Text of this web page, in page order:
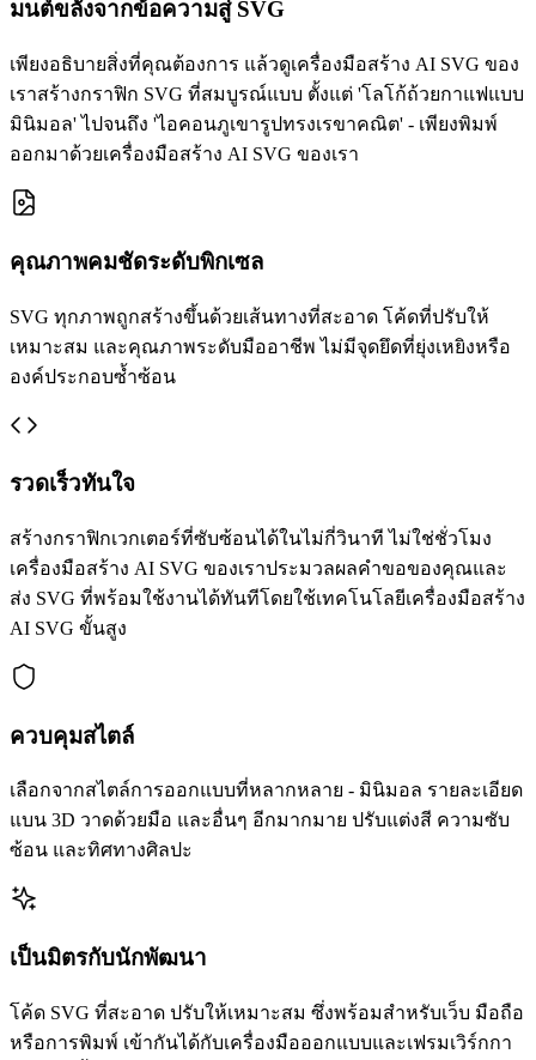
มนต์ขลังจากข้อความสู่ SVG
เพียงอธิบายสิ่งที่คุณต้องการ แล้วดูเครื่องมือสร้าง AI SVG ของ
เราสร้างกราฟิก SVG ที่สมบูรณ์แบบ ตั้งแต่ 'โลโก้ถ้วยกาแฟแบบ
มินิมอล' ไปจนถึง 'ไอคอนภูเขารูปทรงเรขาคณิต' - เพียงพิมพ์
ออกมาด้วยเครื่องมือสร้าง AI SVG ของเรา
คุณภาพคมชัดระดับพิกเซล
SVG ทุกภาพถูกสร้างขึ้นด้วยเส้นทางที่สะอาด โค้ดที่ปรับให้
เหมาะสม และคุณภาพระดับมืออาชีพ ไม่มีจุดยึดที่ยุ่งเหยิงหรือ
องค์ประกอบซ้ำซ้อน
รวดเร็วทันใจ
สร้างกราฟิกเวกเตอร์ที่ซับซ้อนได้ในไม่กี่วินาที ไม่ใช่ชั่วโมง
เครื่องมือสร้าง AI SVG ของเราประมวลผลคำขอของคุณและ
ส่ง SVG ที่พร้อมใช้งานได้ทันทีโดยใช้เทคโนโลยีเครื่องมือสร้าง
AI SVG ขั้นสูง
ควบคุมสไตล์
เลือกจากสไตล์การออกแบบที่หลากหลาย - มินิมอล รายละเอียด
แบน 3D วาดด้วยมือ และอื่นๆ อีกมากมาย ปรับแต่งสี ความซับ
ซ้อน และทิศทางศิลปะ
เป็นมิตรกับนักพัฒนา
โค้ด SVG ที่สะอาด ปรับให้เหมาะสม ซึ่งพร้อมสำหรับเว็บ มือถือ
หรือการพิมพ์ เข้ากันได้กับเครื่องมือออกแบบและเฟรมเวิร์กกา